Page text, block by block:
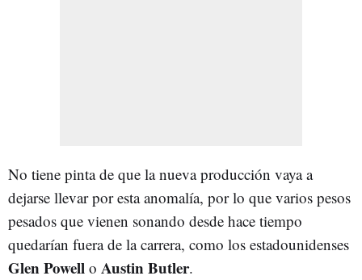
No tiene pinta de que la nueva producción vaya a
dejarse llevar por esta anomalía, por lo que varios pesos
pesados que vienen sonando desde hace tiempo
quedarían fuera de la carrera, como los estadounidenses
Glen Powell o Austin Butler.